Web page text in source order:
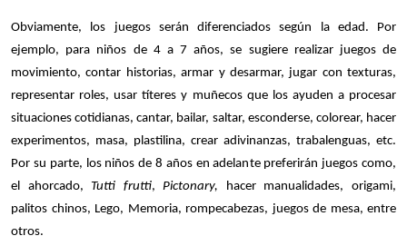
Obviamente, los juegos serán diferenciados según la edad. Por
ejemplo, para niños de 4 a 7 años, se sugiere realizar juegos de
movimiento, contar historias, armar y desarmar, jugar con texturas,
representar roles, usar títeres y muñecos que los ayuden a procesar
situaciones cotidianas, cantar, bailar, saltar, esconderse, colorear, hacer
experimentos, masa, plastilina, crear adivinanzas, trabalenguas, etc.
Por su parte, los niños de 8 años en adelante preferirán juegos como,
el ahorcado,Tutti frutti,Pictonary, hacer manualidades, origami,
palitos chinos, Lego, Memoria, rompecabezas, juegos de mesa, entre
otros.